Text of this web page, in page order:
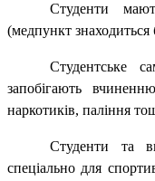
Студенти
(медпункт
Студентське
запобігають
наркотиків, паління
Студенти та
спеціально для